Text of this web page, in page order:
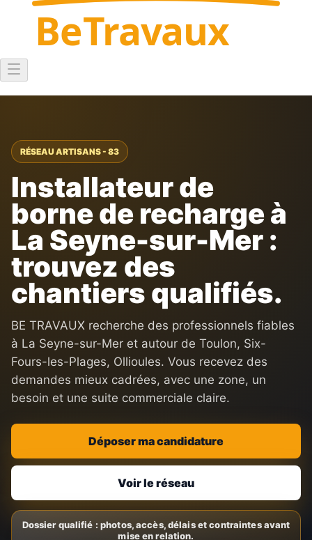
BeTravaux
RÉSEAU ARTISANS - 83
Installateur de
borne de recharge à
La Seyne-sur-Mer :
trouvez des
chantiers qualifiés.
BE TRAVAUX recherche des professionnels fiables
à La Seyne-sur-Mer et autour de Toulon, Six-
Fours-les-Plages, Ollioules. Vous recevez des
demandes mieux cadrées, avec une zone, un
besoin et une suite commerciale claire.
Déposer ma candidature
Voir le réseau